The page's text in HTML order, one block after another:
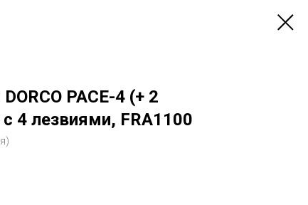
PACE-4 (+ 2
4 лезвиями, FRA1100